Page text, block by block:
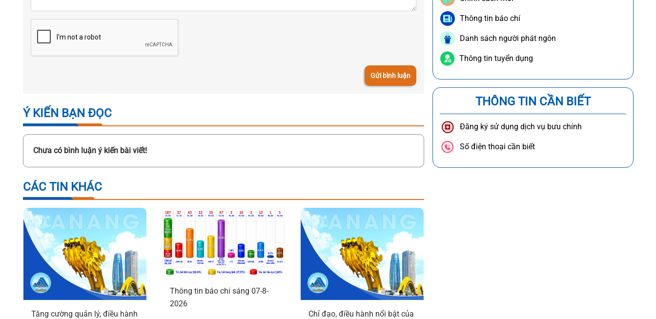
Gửi bình luận
Ý KIẾN BẠN ĐỌC
Chưa có bình luận ý kiến bài viết!
CÁC TIN KHÁC
Tăng cường quản lý, điều hành
Thông tin báo chí sáng 07-8-
2026
Chỉ đạo, điều hành nổi bật của
Thông tin báo chí
Danh sách người phát ngôn
Thông tin tuyển dụng
THÔNG TIN CẦN BIẾT
Đăng ký sử dụng dịch vụ bưu chính
Số điện thoại cần biết